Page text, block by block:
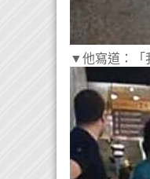
▼​他寫道：「